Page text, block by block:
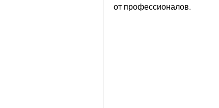
от профессионалов.